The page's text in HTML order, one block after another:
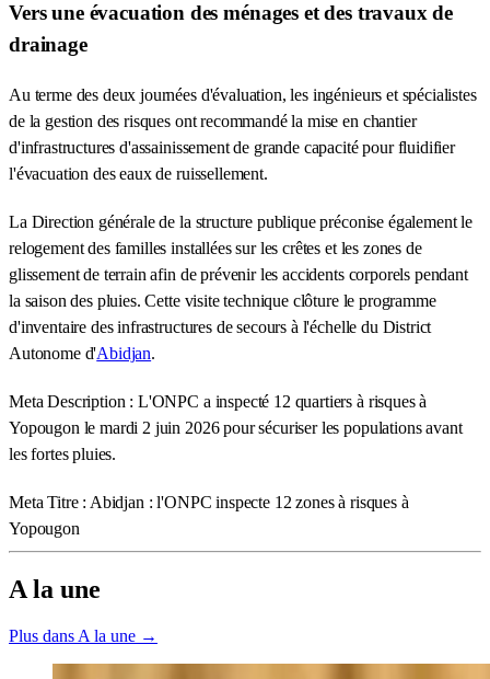
Vers une évacuation des ménages et des travaux de
drainage
Au terme des deux journées d'évaluation, les ingénieurs et spécialistes
de la gestion des risques ont recommandé la mise en chantier
d'infrastructures d'assainissement de grande capacité pour fluidifier
l'évacuation des eaux de ruissellement.
La Direction générale de la structure publique préconise également le
relogement des familles installées sur les crêtes et les zones de
glissement de terrain afin de prévenir les accidents corporels pendant
la saison des pluies. Cette visite technique clôture le programme
d'inventaire des infrastructures de secours à l'échelle du District
Autonome d'Abidjan.
Meta Description : L'ONPC a inspecté 12 quartiers à risques à
Yopougon le mardi 2 juin 2026 pour sécuriser les populations avant
les fortes pluies.
Meta Titre : Abidjan : l'ONPC inspecte 12 zones à risques à
Yopougon
A la une
Plus dans A la une →